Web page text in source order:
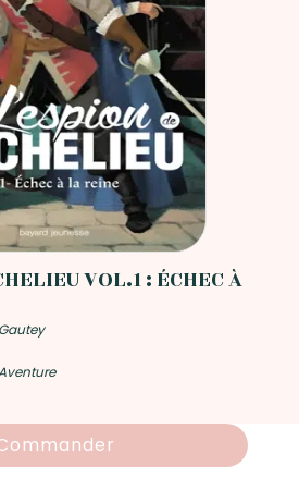
VOL.1 : ÉCHEC À